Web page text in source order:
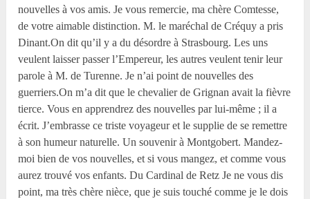
nouvelles à vos amis. Je vous remercie, ma chère Comtesse,
de votre aimable distinction. M. le maréchal de Créquy a pris
Dinant.On dit qu’il y a du désordre à Strasbourg. Les uns
veulent laisser passer l’Empereur, les autres veulent tenir leur
parole à M. de Turenne. Je n’ai point de nouvelles des
guerriers.On m’a dit que le chevalier de Grignan avait la fièvre
tierce. Vous en apprendrez des nouvelles par lui-même ; il a
écrit. J’embrasse ce triste voyageur et le supplie de se remettre
à son humeur naturelle. Un souvenir à Montgobert. Mandez-
moi bien de vos nouvelles, et si vous mangez, et comme vous
aurez trouvé vos enfants. Du Cardinal de Retz Je ne vous dis
point, ma très chère nièce, que je suis touché comme je le dois